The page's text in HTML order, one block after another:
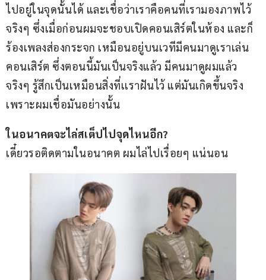
ไปอยู่ในจุดนั้นได้ และเชื่อว่าเราคือคนที่เรามองภาพไว้
จริงๆ ซึ่งเมื่อก่อนผมจะชอบเปิดคอนเสิร์ตในห้อง และก็
ร้องเพลงส่องกระจก เหมือนอยู่บนเวทีมีคนมาดูเราเล่น
คอนเสิร์ต ซึ่งตอนนี้มันเป็นจริงแล้ว มีคนมาดูผมแล้ว
จริงๆ รู้สึกเป็นเหมือนสิ่งที่เเราฝันไว้ แต่มันเกิดขึ้นจริง
เพราะผมเชื่อมันอย่างนั้น
ในอนาคตจะไล่สเต็ปไปจุดไหนอีก?
เดี๋ยวรอติดตามในอนาคต ผมไล่ไปเรื่อยๆ แน่นอน